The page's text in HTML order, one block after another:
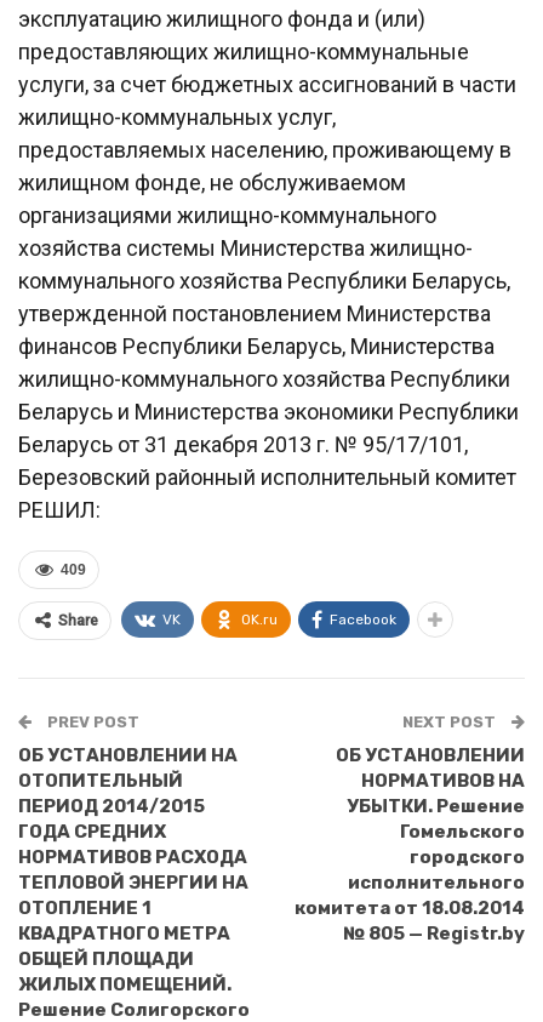
эксплуатацию жилищного фонда и (или)
предоставляющих жилищно-коммунальные
услуги, за счет бюджетных ассигнований в части
жилищно-коммунальных услуг,
предоставляемых населению, проживающему в
жилищном фонде, не обслуживаемом
организациями жилищно-коммунального
хозяйства системы Министерства жилищно-
коммунального хозяйства Республики Беларусь,
утвержденной постановлением Министерства
финансов Республики Беларусь, Министерства
жилищно-коммунального хозяйства Республики
Беларусь и Министерства экономики Республики
Беларусь от 31 декабря 2013 г. № 95/17/101,
Березовский районный исполнительный комитет
РЕШИЛ:
409
Share VK OK.ru Facebook
PREV POST
ОБ УСТАНОВЛЕНИИ НА
ОТОПИТЕЛЬНЫЙ
ПЕРИОД 2014/2015
ГОДА СРЕДНИХ
НОРМАТИВОВ РАСХОДА
ТЕПЛОВОЙ ЭНЕРГИИ НА
ОТОПЛЕНИЕ 1
КВАДРАТНОГО МЕТРА
ОБЩЕЙ ПЛОЩАДИ
ЖИЛЫХ ПОМЕЩЕНИЙ.
Решение Солигорского
NEXT POST
ОБ УСТАНОВЛЕНИИ
НОРМАТИВОВ НА
УБЫТКИ. Решение
Гомельского
городского
исполнительного
комитета от 18.08.2014
№ 805 — Registr.by